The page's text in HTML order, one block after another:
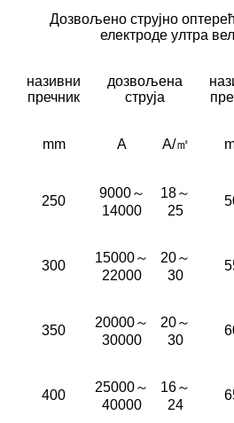
Дозвољено струјно
електроде ултра
називни
пречник
дозвољена
струја
mm A А/㎡
250
9000～
14000
18～
25
300
15000～
22000
20～
30
350
20000～
30000
20～
30
400
25000～
40000
16～
24